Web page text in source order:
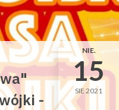
-
NIE.
15
SIE 2021